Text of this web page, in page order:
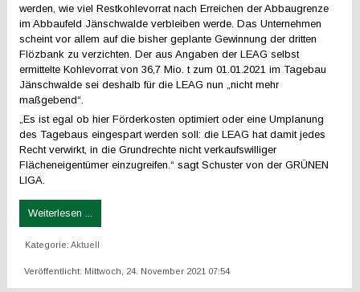
werden, wie viel Restkohlevorrat nach Erreichen der Abbaugrenze
im Abbaufeld Jänschwalde verbleiben werde. Das Unternehmen
scheint vor allem auf die bisher geplante Gewinnung der dritten
Flözbank zu verzichten. Der aus Angaben der LEAG selbst
ermittelte Kohlevorrat von 36,7 Mio. t zum 01.01.2021 im Tagebau
Jänschwalde sei deshalb für die LEAG nun „nicht mehr
maßgebend“.
„Es ist egal ob hier Förderkosten optimiert oder eine Umplanung
des Tagebaus eingespart werden soll: die LEAG hat damit jedes
Recht verwirkt, in die Grundrechte nicht verkaufswilliger
Flächeneigentümer einzugreifen.“ sagt Schuster von der GRÜNEN
LIGA.
Weiterlesen ...
Kategorie:Aktuell
Veröffentlicht: Mittwoch, 24. November 2021 07:54